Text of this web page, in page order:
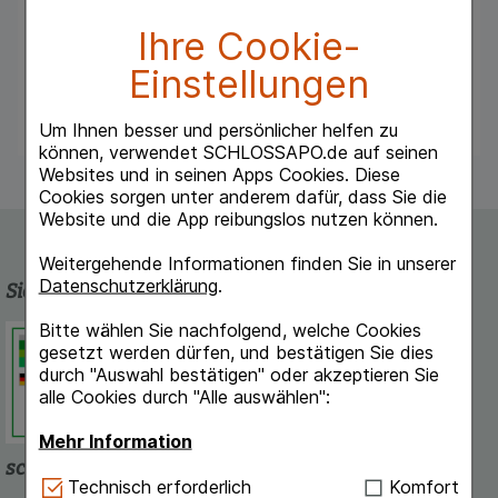
Ihre Cookie-
Einstellungen
Um Ihnen besser und persönlicher helfen zu
können, verwendet SCHLOSSAPO.de auf seinen
Websites und in seinen Apps Cookies. Diese
Cookies sorgen unter anderem dafür, dass Sie die
Website und die App reibungslos nutzen können.
Weitergehende Informationen finden Sie in unserer
Datenschutzerklärung.
Bitte wählen Sie nachfolgend, welche Cookies
gesetzt werden dürfen, und bestätigen Sie dies
durch "Auswahl bestätigen" oder akzeptieren Sie
alle Cookies durch "Alle auswählen":
Mehr Information
Technisch Notwendig:Hierbei handelt es sich um
Technisch erforderlich
Komfort
Hinweis: Enthält Lactose.
Sicherheit und Qualität
Schlossapo.de ist registriert beim
Deutschen Institut für Medizinische
Dokumentation und Information.
schlossapo.de-App